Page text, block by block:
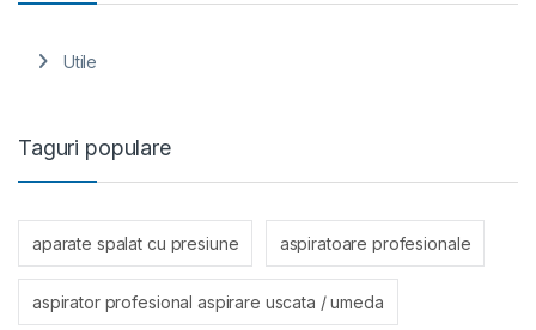
Utile
Taguri populare
aparate spalat cu presiune aspiratoare profesionale
aspirator profesional aspirare uscata / umeda